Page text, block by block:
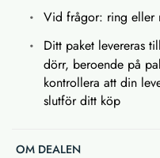
Vid frågor: ring eller
Ditt paket levereras
dörr, beroende på
kontrollera att din
slutför ditt köp
OM DEALEN